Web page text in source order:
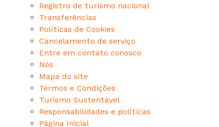
Registro de turismo nacional
Transferências
Políticas de Cookies
Cancelamento de serviço
Entre em contato conosco
Nós
Mapa do site
Termos e Condições
Turismo Sustentável
Responsabilidades e políticas
Página Inicial